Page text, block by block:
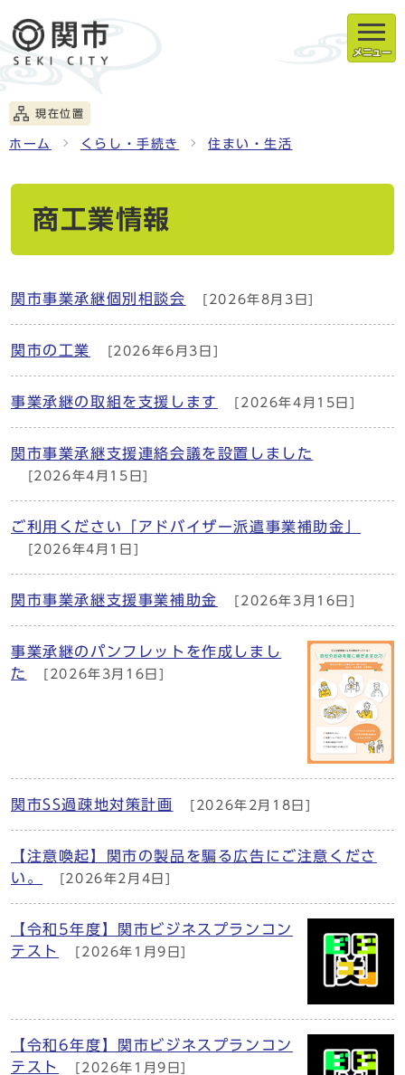
メニュー
現在位置
ホーム くらし・手続き 住まい・生活
商工業情報
関市事業承継個別相談会 [2026年8月3日]
関市の工業 [2026年6月3日]
事業承継の取組を支援します [2026年4月15日]
関市事業承継支援連絡会議を設置しました
[2026年4月15日]
ご利用ください「アドバイザー派遣事業補助金」
[2026年4月1日]
関市事業承継支援事業補助金 [2026年3月16日]
事業承継のパンフレットを作成しまし
た
[2026年3月16日]
関市SS過疎地対策計画 [2026年2月18日]
【注意喚起】関市の製品を騙る広告にご注意くださ
い。
[2026年2月4日]
【令和5年度】関市ビジネスプランコン
テスト
[2026年1月9日]
【令和6年度】関市ビジネスプランコン
テスト
[2026年1月9日]